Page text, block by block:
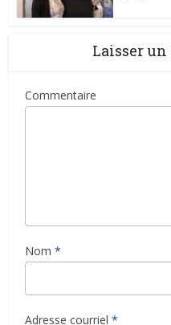
Laisser
Commentaire
Nom *
Adresse courriel *